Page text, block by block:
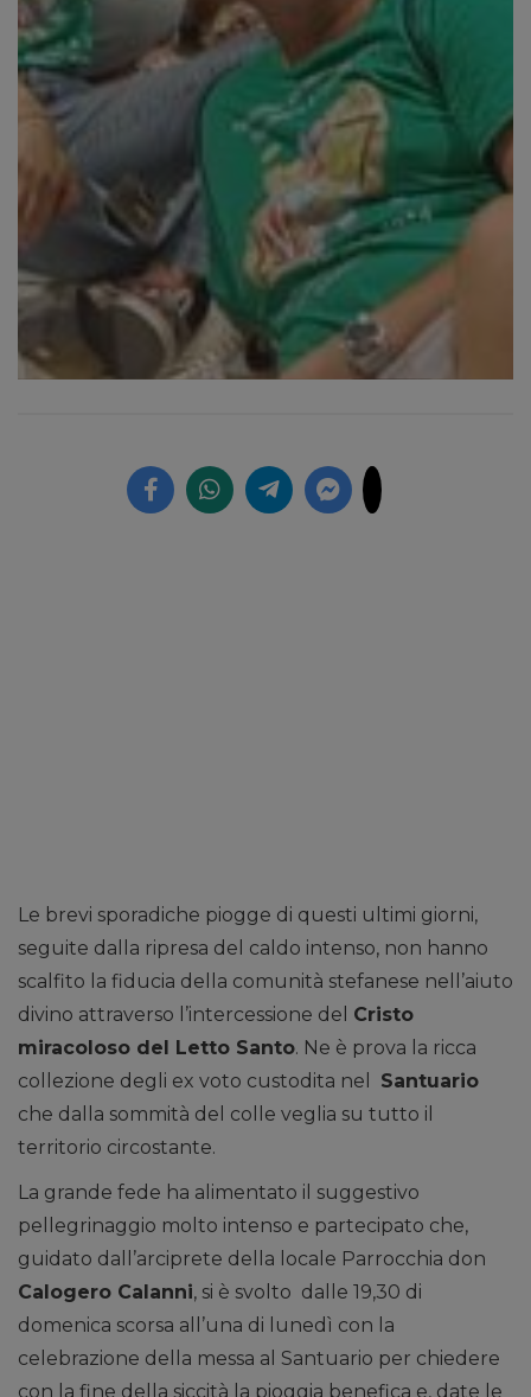
Le brevi sporadiche piogge di questi ultimi giorni,
seguite dalla ripresa del caldo intenso, non hanno
scalfito la fiducia della comunità stefanese nell’aiuto
divino attraverso l’intercessione del Cristo
miracoloso del Letto Santo. Ne è prova la ricca
collezione degli ex voto custodita nel Santuario
che dalla sommità del colle veglia su tutto il
territorio circostante.
La grande fede ha alimentato il suggestivo
pellegrinaggio molto intenso e partecipato che,
guidato dall’arciprete della locale Parrocchia don
Calogero Calanni, si è svolto dalle 19,30 di
domenica scorsa all’una di lunedì con la
celebrazione della messa al Santuario per chiedere
con la fine della siccità la pioggia benefica e, date le